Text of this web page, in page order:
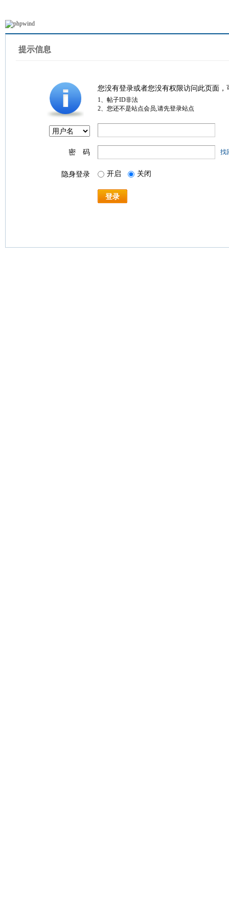
提示信息
您没有登录或者您没有权限访问此页面
1、帖子ID非法
2、您还不是站点会员,请先登录站点
密 码 找
隐身登录 开启 关闭
登录